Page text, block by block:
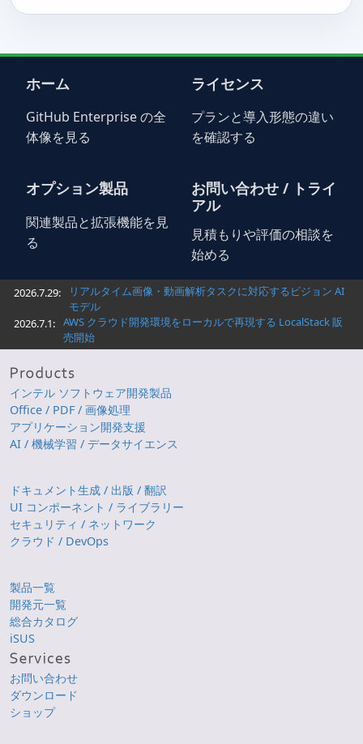
ホーム
GitHub Enterprise の全
体像を見る
ライセンス
プランと導入形態の違い
を確認する
オプション製品
関連製品と拡張機能を見
る
お問い合わせ / トライ
アル
見積もりや評価の相談を
始める
2026.7.29:
リアルタイム画像・動画解析タスクに対応するビジョン AI
モデル
2026.7.1: AWS クラウド開発環境をローカルで再現する LocalStack 販
売開始
インテル ソフトウェア開発製品
Office / PDF / 画像処理
アプリケーション開発支援
AI / 機械学習 / データサイエンス
ドキュメント生成 / 出版 / 翻訳
UI コンポーネント / ライブラリー
セキュリティ / ネットワーク
クラウド / DevOps
製品一覧
開発元一覧
総合カタログ
iSUS
お問い合わせ
ダウンロード
ショップ